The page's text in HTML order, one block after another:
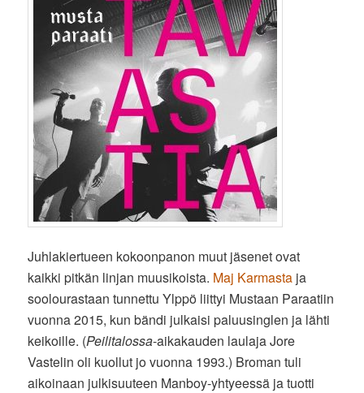
Juhlakiertueen kokoonpanon muut jäsenet ovat
kaikki pitkän linjan muusikoista. Maj Karmasta ja
soolourastaan tunnettu Ylppö liittyi Mustaan Paraatiin
vuonna 2015, kun bändi julkaisi paluusinglen ja lähti
keikoille. (Peilitalossa-aikakauden laulaja Jore
Vastelin oli kuollut jo vuonna 1993.) Broman tuli
aikoinaan julkisuuteen Manboy-yhtyeessä ja tuotti